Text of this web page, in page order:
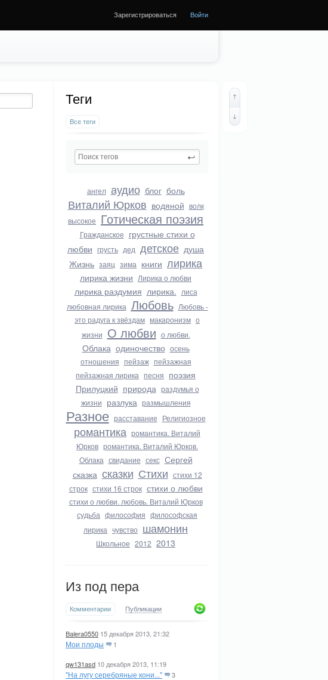
Зарегистрироваться Войти
Теги
Все теги
ангел аудио блог боль
Виталий Юрков водяной волк
высокое Готическая поэзия
Гражданское грустные стихи о
любви грусть дед детское душа
Жизнь заяц зима книги лирика
лирика жизни Лирика о любви
лирика раздумия лирика. лиса
любовная лирика Любовь Любовь -
это радуга к звёздам макаронизм о
жизни О любви о любви.
Облака одиночество осень
отношения пейзаж пейзажная
пейзажная лирика песня поэзия
Прилуцкий природа раздумья о
жизни разлука размышления
Разное расставание Религиозное
романтика романтика. Виталий
Юрков романтика. Виталий Юрков.
Облака свидание секс Сергей
сказка сказки Стихи стихи 12
строк стихи 16 строк стихи о любви
стихи о любви. любовь. Виталий Юрков
судьба философия философская
лирика чувство шамонин
Школьное 2012 2013
Из под пера
Комментарии Публикации
Balera0550 15 декабря 2013, 21:32
Мои плоды 1
qw131asd 10 декабря 2013, 11:19
"На лугу серебряные кони..." 3